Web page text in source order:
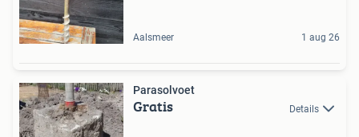
Aalsmeer 1 aug 26
Parasolvoet
Gratis Details